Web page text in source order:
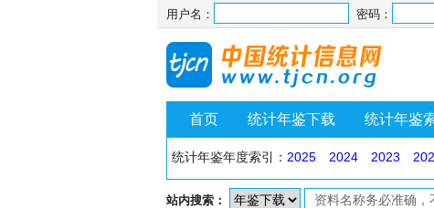
用户名： 密码：
首页 统计年鉴下载 统计年鉴
统计年鉴年度索引： 2025 2024 2023
站内搜索：